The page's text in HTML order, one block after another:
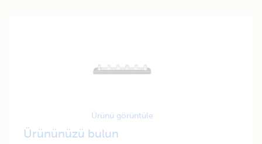
Ürünü görüntüle
Ürününüzü bulun